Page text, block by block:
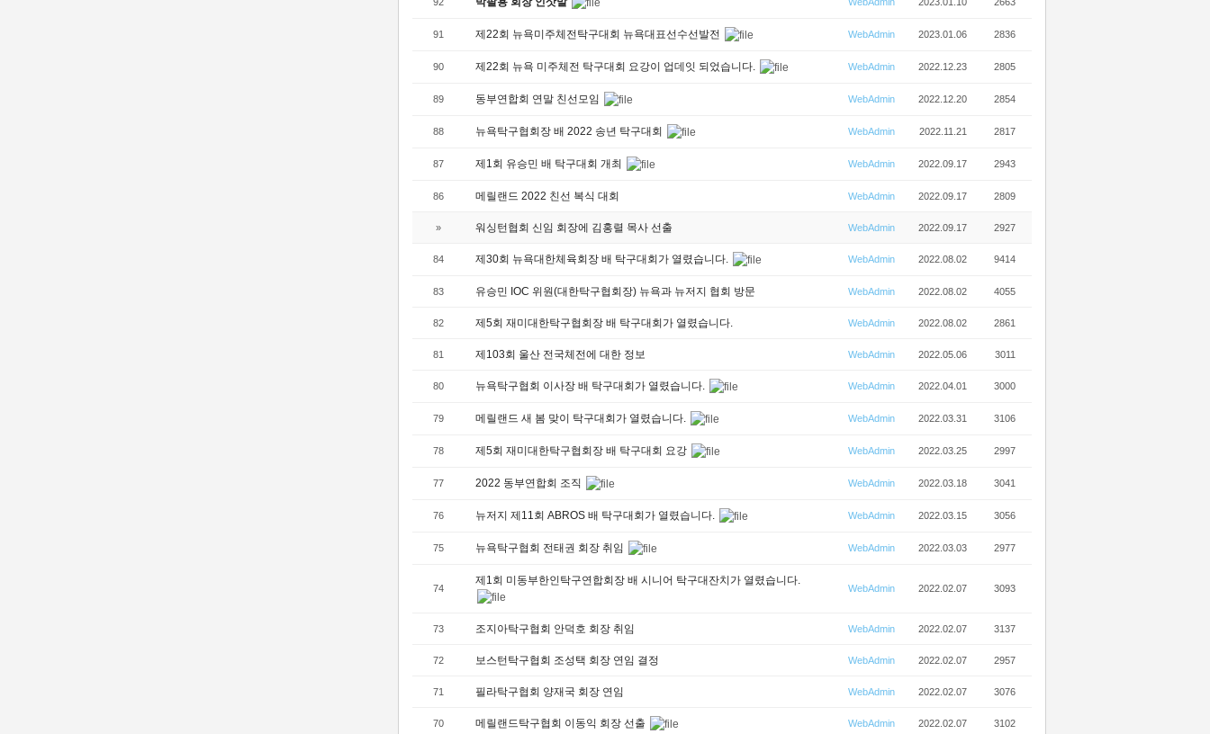
91 제22회 뉴욕미주체전탁구대회 뉴욕대표선수선발전 WebAdmin 2023.01.06 2836
90 제22회 뉴욕 미주체전 탁구대회 요강이 업데잇 되었습니다. WebAdmin 2022.12.23 2805
89 동부연합회 연말 친선모임 WebAdmin 2022.12.20 2854
88 뉴욕탁구협회장 배 2022 송년 탁구대회 WebAdmin 2022.11.21 2817
87 제1회 유승민 배 탁구대회 개최 WebAdmin 2022.09.17 2943
86 메릴랜드 2022 친선 복식 대회 WebAdmin 2022.09.17 2809
» 워싱턴협회 신임 회장에 김홍렬 목사 선출 WebAdmin 2022.09.17 2927
84 제30회 뉴욕대한체육회장 배 탁구대회가 열렸습니다. WebAdmin 2022.08.02 9414
83 유승민 IOC 위원(대한탁구협회장) 뉴욕과 뉴저지 협회 방문 WebAdmin 2022.08.02 4055
82 제5회 재미대한탁구협회장 배 탁구대회가 열렸습니다. WebAdmin 2022.08.02 2861
81 제103회 울산 전국체전에 대한 정보 WebAdmin 2022.05.06 3011
80 뉴욕탁구협회 이사장 배 탁구대회가 열렸습니다. WebAdmin 2022.04.01 3000
79 메릴랜드 새 봄 맞이 탁구대회가 열렸습니다. WebAdmin 2022.03.31 3106
78 제5회 재미대한탁구협회장 배 탁구대회 요강 WebAdmin 2022.03.25 2997
77 2022 동부연합회 조직 WebAdmin 2022.03.18 3041
76 뉴저지 제11회 ABROS 배 탁구대회가 열렸습니다. WebAdmin 2022.03.15 3056
75 뉴욕탁구협회 전태권 회장 취임 WebAdmin 2022.03.03 2977
74
제1회 미동부한인탁구연합회장 배 시니어 탁구대잔치가 열렸습니다.
WebAdmin 2022.02.07 3093
73 조지아탁구협회 안덕호 회장 취임 WebAdmin 2022.02.07 3137
72 보스턴탁구협회 조성택 회장 연임 결정 WebAdmin 2022.02.07 2957
71 필라탁구협회 양재국 회장 연임 WebAdmin 2022.02.07 3076
70 메릴랜드탁구협회 이동익 회장 선출 WebAdmin 2022.02.07 3102